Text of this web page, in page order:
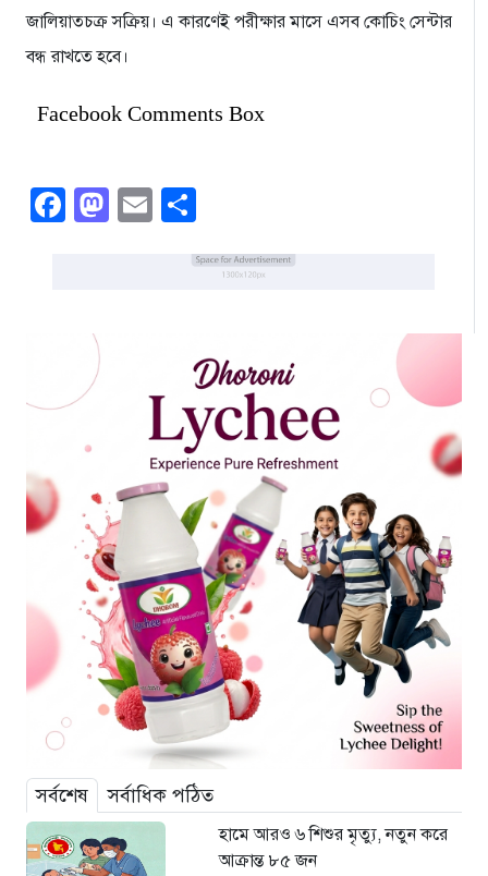
জালিয়াতচক্র সক্রিয়। এ কারণেই পরীক্ষার মাসে এসব কোচিং সেন্টার
বন্ধ রাখতে হবে।
Facebook Comments Box
Facebook
Mastodon
Email
সর্বশেষ সর্বাধিক পঠিত
হামে আরও ৬ শিশুর মৃত্যু, নতুন করে
আক্রান্ত ৮৫ জন